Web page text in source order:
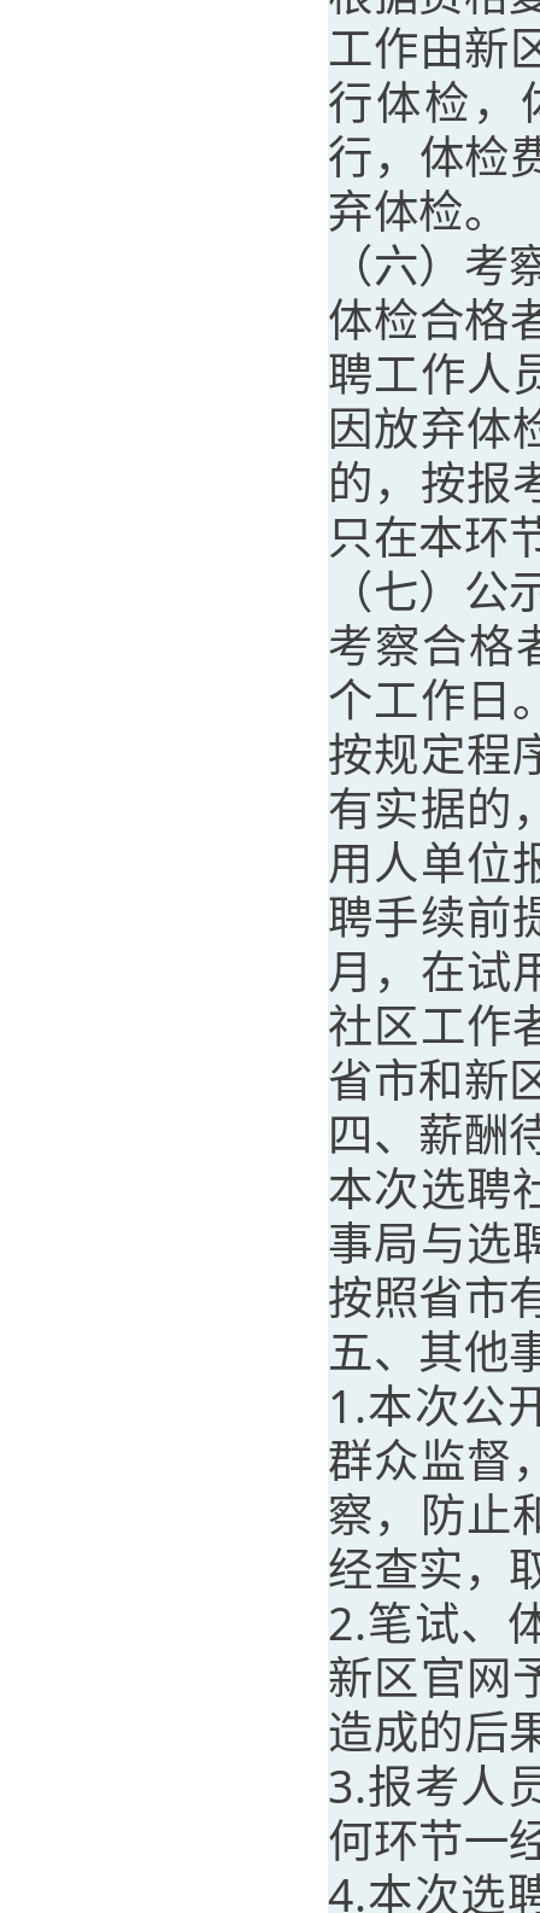
工作由新
行体检，
行，体检
弃体检。
（六）考
体检合格
聘工作人
因放弃体
的，按报
只在本环
（七）公
考察合格
个工作日
按规定程
有实据的
用人单位
聘手续前
月，在试
社区工作
省市和新
四、薪酬
本次选聘
事局与选
按照省市
五、其他
1.本次公
群众监督
察，防止
经查实，
2.笔试、
新区官网
造成的后
3.报考人
何环节一
4.本次选